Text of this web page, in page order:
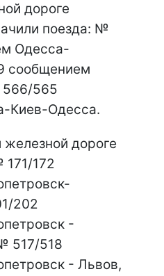
дороге
поезда: №
Одесса-
сообщением
565
Киев-Одесса.
дороге
171/172
202
-
517/518
- Львов,